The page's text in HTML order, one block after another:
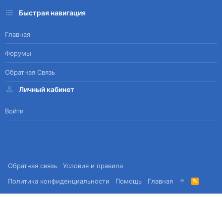
Быстрая навигация
Главная
Форумы
Обратная Связь
Личный кабинет
Войти
Обратная связь
Условия и правила
Политика конфиденциальности
Помощь Главная
R
S
S